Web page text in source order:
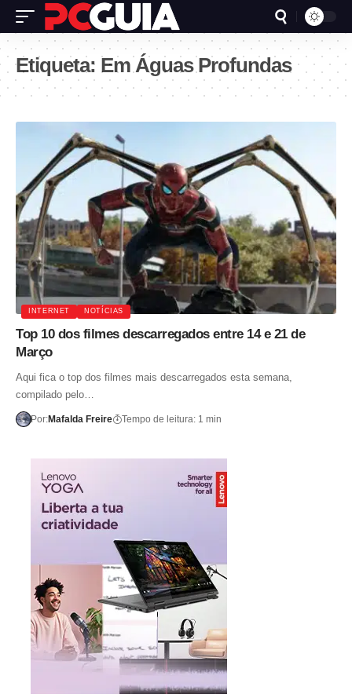
Etiqueta: Em Águas Profundas
INTERNET NOTÍCIAS
Top 10 dos filmes descarregados entre 14 e 21 de
Março
Aqui fica o top dos filmes mais descarregados esta semana,
compilado pelo…
Por:Mafalda Freire Tempo de leitura: 1 min